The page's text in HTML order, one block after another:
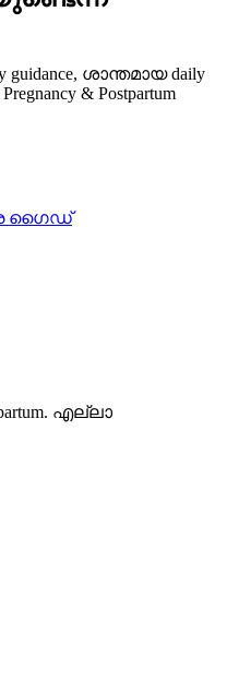
guidance, ശാന്തമായ daily
& Postpartum
ഗൈഡ്
എല്ലാ